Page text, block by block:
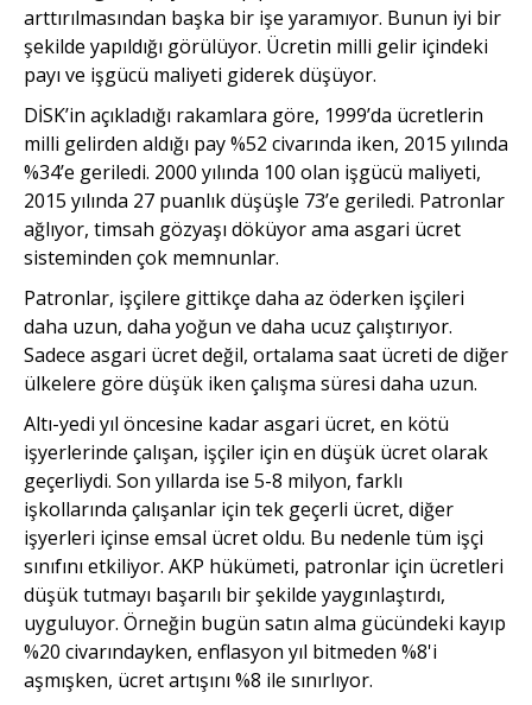
arttırılmasından başka bir işe yaramıyor. Bunun iyi bir
şekilde yapıldığı görülüyor. Ücretin milli gelir içindeki
payı ve işgücü maliyeti giderek düşüyor.
DİSK’in açıkladığı rakamlara göre, 1999’da ücretlerin
milli gelirden aldığı pay %52 civarında iken, 2015 yılında
%34’e geriledi. 2000 yılında 100 olan işgücü maliyeti,
2015 yılında 27 puanlık düşüşle 73’e geriledi. Patronlar
ağlıyor, timsah gözyaşı döküyor ama asgari ücret
sisteminden çok memnunlar.
Patronlar, işçilere gittikçe daha az öderken işçileri
daha uzun, daha yoğun ve daha ucuz çalıştırıyor.
Sadece asgari ücret değil, ortalama saat ücreti de diğer
ülkelere göre düşük iken çalışma süresi daha uzun.
Altı-yedi yıl öncesine kadar asgari ücret, en kötü
işyerlerinde çalışan, işçiler için en düşük ücret olarak
geçerliydi. Son yıllarda ise 5-8 milyon, farklı
işkollarında çalışanlar için tek geçerli ücret, diğer
işyerleri içinse emsal ücret oldu. Bu nedenle tüm işçi
sınıfını etkiliyor. AKP hükümeti, patronlar için ücretleri
düşük tutmayı başarılı bir şekilde yaygınlaştırdı,
uyguluyor. Örneğin bugün satın alma gücündeki kayıp
%20 civarındayken, enflasyon yıl bitmeden %8'i
aşmışken, ücret artışını %8 ile sınırlıyor.